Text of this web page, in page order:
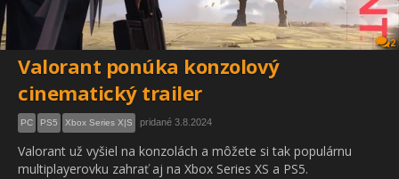
2
Valorant ponúka konzolový
cinematický trailer
PC PS5 Xbox Series X|S pridané 3.8.2024
Valorant už vyšiel na konzolách a môžete si tak populárnu
multiplayerovku zahrať aj na Xbox Series XS a PS5.